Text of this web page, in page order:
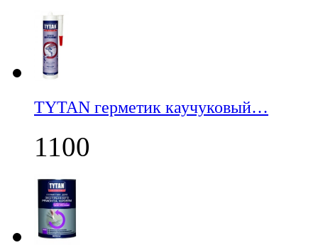
TYTAN герметик каучуковый…
1100